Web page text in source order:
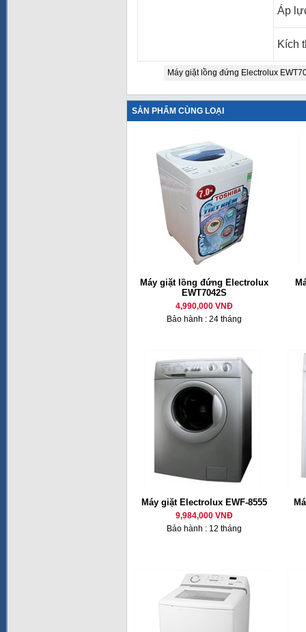
Áp
Kích
Máy giặt lồng đứng Electrolux
SẢN PHẨM CÙNG LOẠI
Máy giặt lồng đứng Electrolux
EWT7042S
4,990,000 VNĐ
Bảo hành : 24 tháng
Máy giặt Electrolux EWF-8555
9,984,000 VNĐ
Bảo hành : 12 tháng